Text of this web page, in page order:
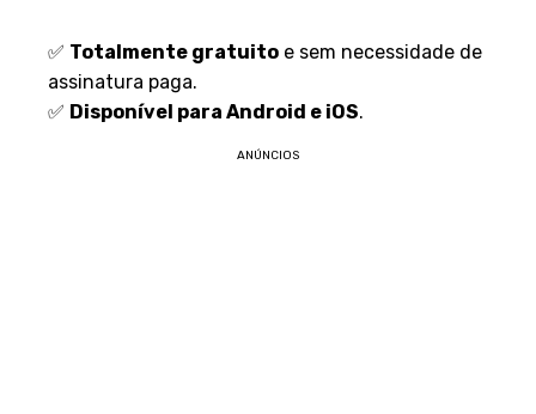
✅ Totalmente gratuito e sem necessidade de
assinatura paga.
✅ Disponível para Android e iOS.
ANÚNCIOS